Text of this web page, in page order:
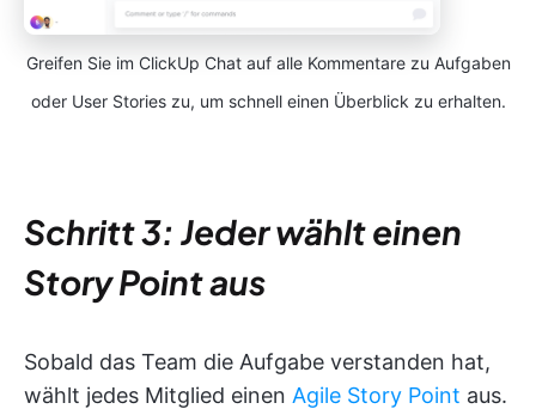
Greifen Sie im ClickUp Chat auf alle Kommentare zu Aufgaben
oder User Stories zu, um schnell einen Überblick zu erhalten.
Schritt 3: Jeder wählt einen
Story Point aus
Sobald das Team die Aufgabe verstanden hat,
wählt jedes Mitglied einen Agile Story Point aus.